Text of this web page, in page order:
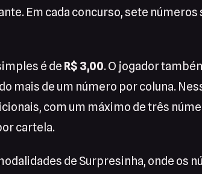
Em cada concurso, sete números
é de R$ 3,00. O jogador
mais de um número por coluna.
com um máximo de três
cartela.
de Surpresinha, onde os